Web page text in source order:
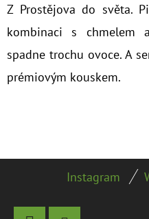
Z Prostějova do světa.
kombinaci s chmelem
spadne trochu ovoce. A
prémiovým kouskem.
Instagram